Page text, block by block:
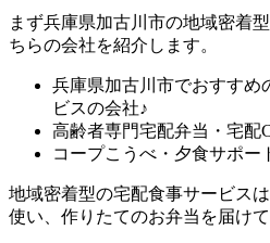
まず兵庫県加古川市の地域密着
ちらの会社を紹介します。
兵庫県加古川市でおすすめ
ビスの会社♪
高齢者専門宅配弁当・宅配
コープこうべ・夕食サポー
地域密着型の宅配食事サービス
使い、作りたてのお弁当を届け